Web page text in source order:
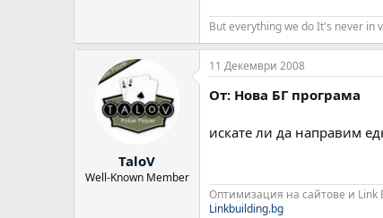
But everything we do It's never in
TaloV
Well-Known Member
11 Декември 2008
От: Нова БГ програма
искате ли да направим
Оптимизация на сайтове и Link
Linkbuilding.bg